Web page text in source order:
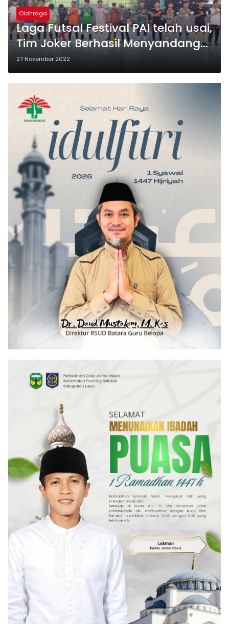
Olahraga
Laga Futsal Festival PAI telah usai,
Tim Joker Berhasil Menyandang
Juara 1
27 November 2022